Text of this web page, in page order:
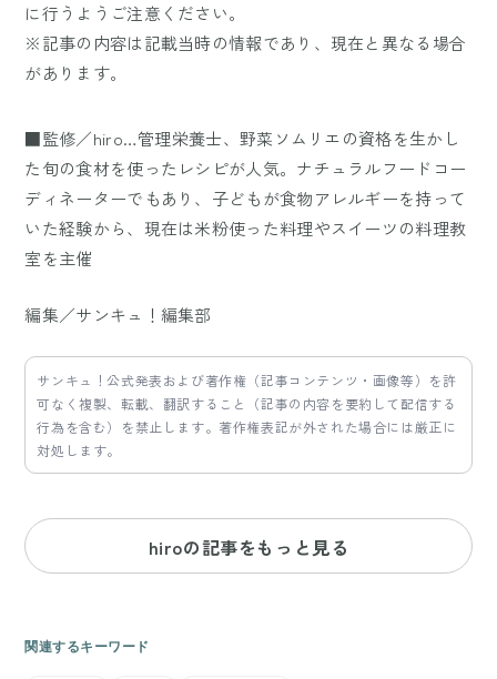
に行うようご注意ください。
※記事の内容は記載当時の情報であり、現在と異なる場合
があります。
■監修／hiro…管理栄養士、野菜ソムリエの資格を生かし
た旬の食材を使ったレシピが人気。ナチュラルフードコー
ディネーターでもあり、子どもが食物アレルギーを持って
いた経験から、現在は米粉使った料理やスイーツの料理教
室を主催
編集／サンキュ！編集部
サンキュ！公式発表および著作権（記事コンテンツ・画像等）を許
可なく複製、転載、翻訳すること（記事の内容を要約して配信する
行為を含む）を禁止します。著作権表記が外された場合には厳正に
対処します。
hiroの記事をもっと見る
関連するキーワード